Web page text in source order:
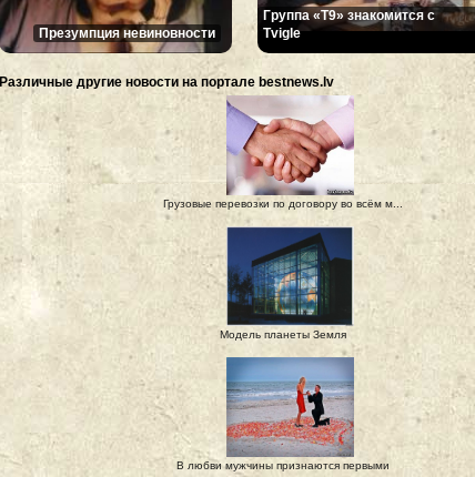
Презумпция невиновности
Группа «Т9» знакомится с
Tvigle
Различные другие новости на портале bestnews.lv
Грузовые перевозки по договору во всём м...
Модель планеты Земля
В любви мужчины признаются первыми